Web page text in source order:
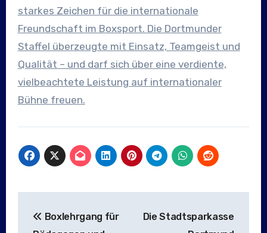
starkes Zeichen für die internationale
Freundschaft im Boxsport. Die Dortmunder
Staffel überzeugte mit Einsatz, Teamgeist und
Qualität – und darf sich über eine verdiente,
vielbeachtete Leistung auf internationaler
Bühne freuen.
Boxlehrgang für
Die Stadtsparkasse